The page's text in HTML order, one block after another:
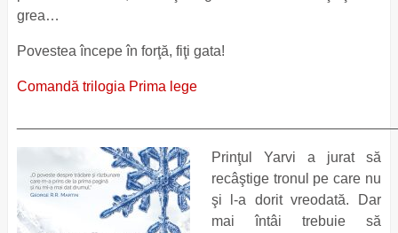
grea…
Povestea începe în forţă, fiţi gata!
Comandă trilogia Prima lege
Prinţul Yarvi a jurat să
recâştige tronul pe care nu
şi l-a dorit vreodată. Dar
mai întâi trebuie să